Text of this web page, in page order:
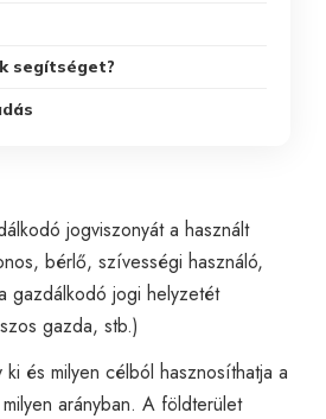
segítséget?
jogviszonyát a használt
bérlő, szívességi használó,
gazdálkodó jogi helyzetét
gazda, stb.)
és milyen célból hasznosíthatja a
arányban. A földterület